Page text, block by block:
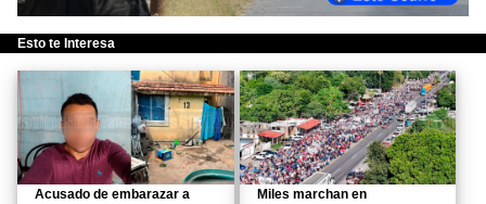
Esto te Interesa
Acusado de embarazar a
Miles marchan en